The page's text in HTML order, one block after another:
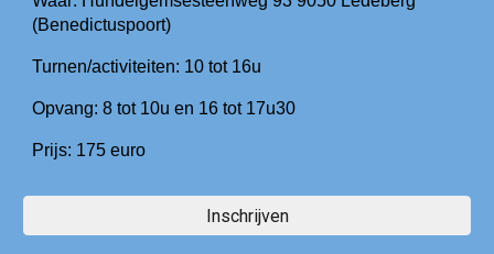
(Benedictuspoort)
Turnen/activiteiten: 10 tot 16u
Opvang: 8 tot 10u en 16 tot 17u30
Prijs: 175 euro
Inschrijven